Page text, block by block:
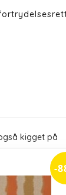
kigget på
-